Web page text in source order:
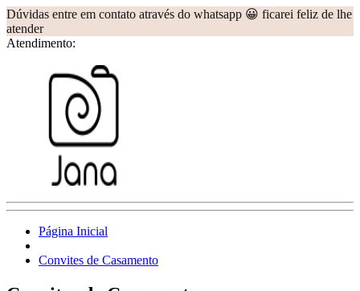
Dúvidas entre em contato através do whatsapp 😀 ficarei feliz de lhe
atender
Atendimento:
Página Inicial
Convites de Casamento